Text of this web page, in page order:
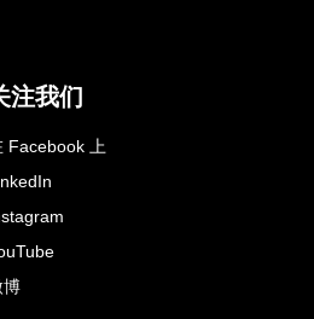
注我们
Facebook 上
博